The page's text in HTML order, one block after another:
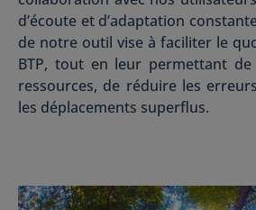
d’écoute et d’adaptation
de notre outil vise à faciliter le
BTP, tout en leur permettant
ressources, de réduire les
les déplacements superflus.